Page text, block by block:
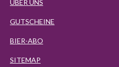
ÜBER UNS
GUTSCHEINE
BIER-ABO
SITEMAP